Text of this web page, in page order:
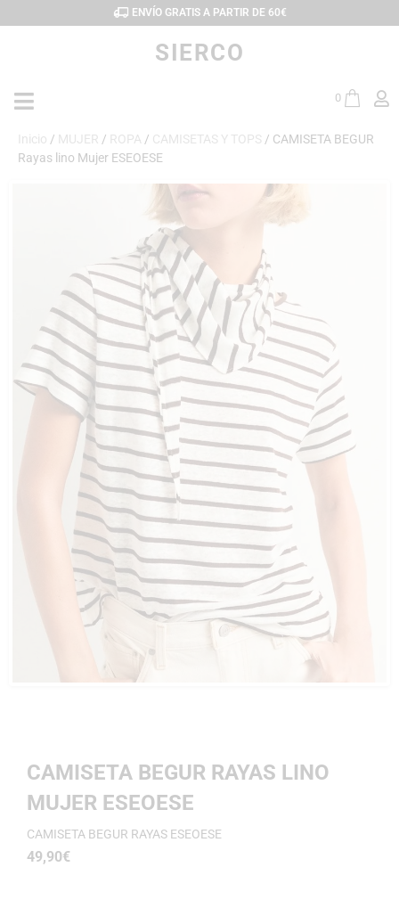
ENVÍO GRATIS A PARTIR DE 60€
SIERCO
0
Inicio / MUJER / ROPA / CAMISETAS Y TOPS / CAMISETA BEGUR
Rayas lino Mujer ESEOESE
CAMISETA BEGUR RAYAS LINO
MUJER ESEOESE
CAMISETA BEGUR RAYAS ESEOESE
49,90€